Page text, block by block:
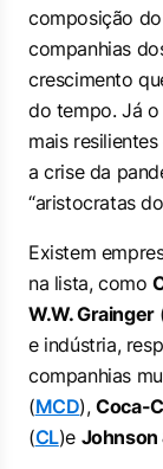
composição do
companhias
crescimento
do tempo. Já
mais
a crise da
“aristocratas
Existem
na lista, como
W.W. Grainger
e indústria,
companhias
(MCD),Coca-
(CL)e Johnson